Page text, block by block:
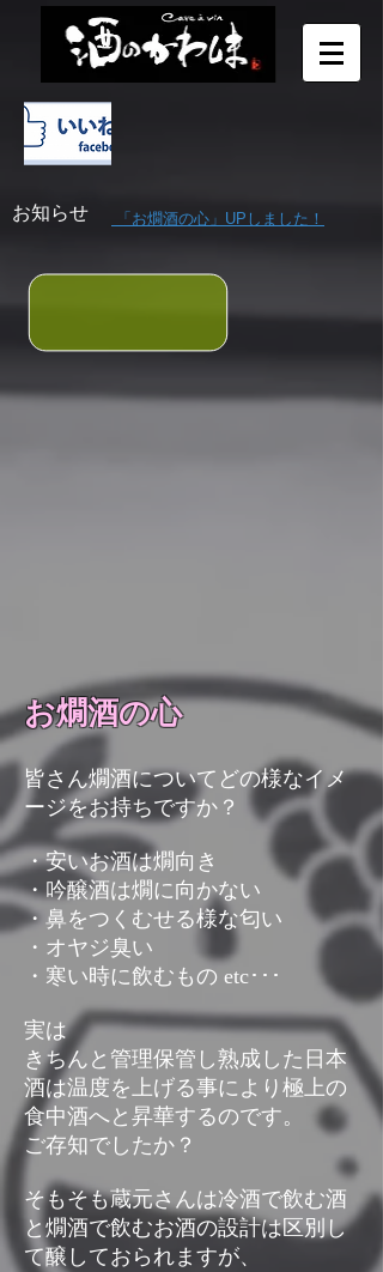
​お知らせ 「お燗酒の心」UPしました！
お燗酒の心
皆さん燗酒についてどの様なイメ
ージをお持ちですか？
・安いお酒は燗向き
・吟醸酒は燗に向かない
・鼻をつくむせる様な匂い
・オヤジ臭い
・寒い時に飲むもの etc･･･
実は
きちんと管理保管し熟成した日本
酒は温度を上げる事により極上の
食中酒へと昇華するのです。
ご存知でしたか？
そもそも蔵元さんは冷酒で飲む酒
と燗酒で飲むお酒の設計は区別し
て醸しておられますが、